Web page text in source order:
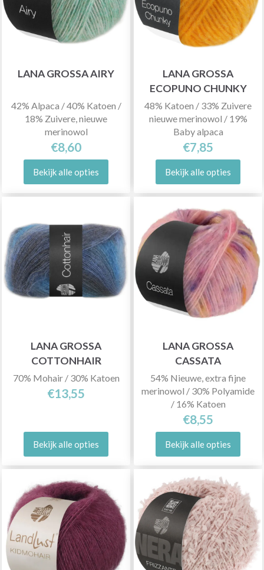
LANA GROSSA AIRY
42% Alpaca / 40% Katoen /
18% Zuivere, nieuwe
merinowol
€8,60
Bekijk alle opties
LANA GROSSA
ECOPUNO CHUNKY
48% Katoen / 33% Zuivere
nieuwe merinowol / 19%
Baby alpaca
€7,85
Bekijk alle opties
LANA GROSSA
COTTONHAIR
70% Mohair / 30% Katoen
€13,55
Bekijk alle opties
LANA GROSSA
CASSATA
54% Nieuwe, extra fijne
merinowol / 30% Polyamide
/ 16% Katoen
€8,55
Bekijk alle opties